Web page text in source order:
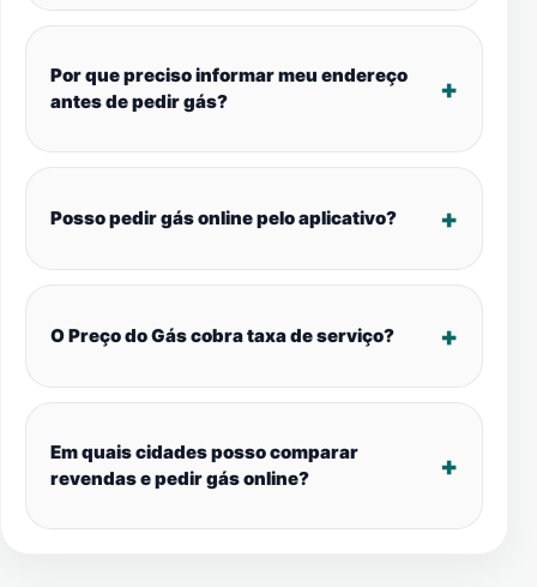
Por que preciso informar meu endereço
antes de pedir gás?
Posso pedir gás online pelo aplicativo?
O Preço do Gás cobra taxa de serviço?
Em quais cidades posso comparar
revendas e pedir gás online?